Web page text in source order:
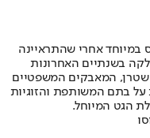
במיוחד אחרי שהתראיינה
בשנתיים האחרונות
המאבקים המשפטיים
בתם המשותפת והזוגיות
הגט המיוחל.